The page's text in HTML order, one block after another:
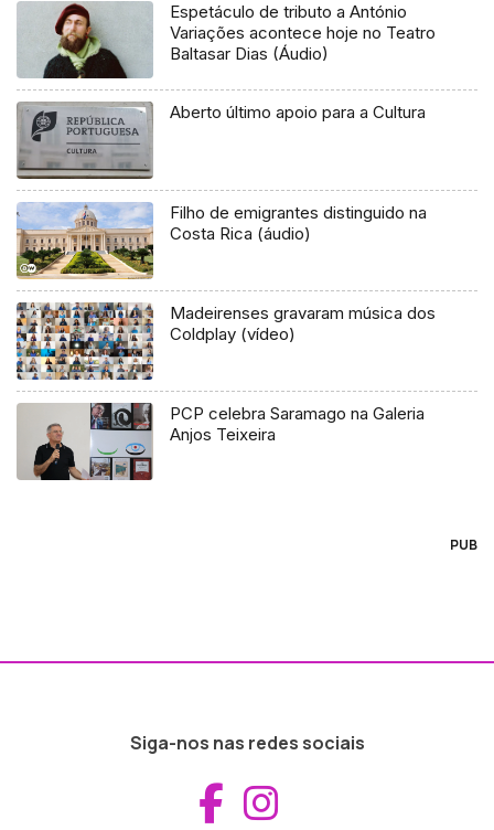
Espetáculo de tributo a António
Variações acontece hoje no Teatro
Baltasar Dias (Áudio)
Aberto último apoio para a Cultura
Filho de emigrantes distinguido na
Costa Rica (áudio)
Madeirenses gravaram música dos
Coldplay (vídeo)
PCP celebra Saramago na Galeria
Anjos Teixeira
PUB
Siga-nos nas redes sociais
Aceder ao